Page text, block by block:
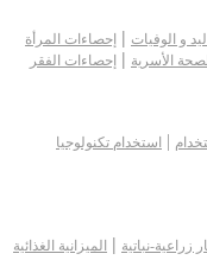
و الوفيات | إحصاءات المرأة
الأسرية | إحصاءات الفقر
|
استخدام تكنولوجيا
زراعية-نباتية | الميزانية الغذائية